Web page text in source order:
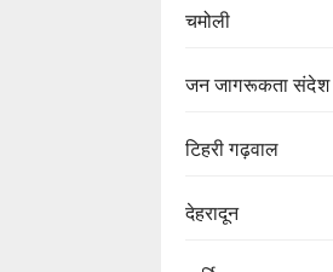
चमोली
जन जागरूकता संदेश
टिहरी गढ़वाल
देहरादून